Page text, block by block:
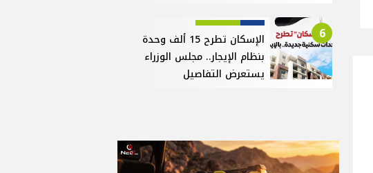
6
الإسكان تطرح 15 ألف وحدة
بنظام الإيجار.. مجلس الوزراء
يستعرض التفاصيل